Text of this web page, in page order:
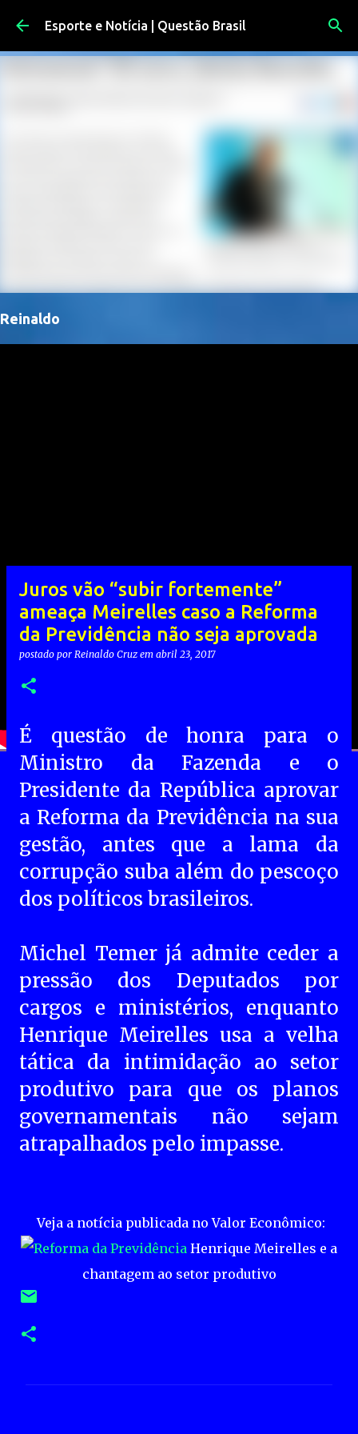
Pular para o conteúdo principal
Esporte e Notícia | Questão Brasil
Reinaldo
Juros vão “subir fortemente”
ameaça Meirelles caso a Reforma
da Previdência não seja aprovada
postado por Reinaldo Cruz em abril 23, 2017
É questão de honra para o
Ministro da Fazenda e o
Presidente da República aprovar
a Reforma da Previdência na sua
gestão, antes que a lama da
corrupção suba além do pescoço
dos políticos brasileiros.
Michel Temer já admite ceder a
pressão dos Deputados por
cargos e ministérios, enquanto
Henrique Meirelles usa a velha
tática da intimidação ao setor
produtivo para que os planos
governamentais não sejam
atrapalhados pelo impasse.
Veja a notícia publicada no Valor Econômico:
Henrique Meirelles e a
chantagem ao setor produtivo